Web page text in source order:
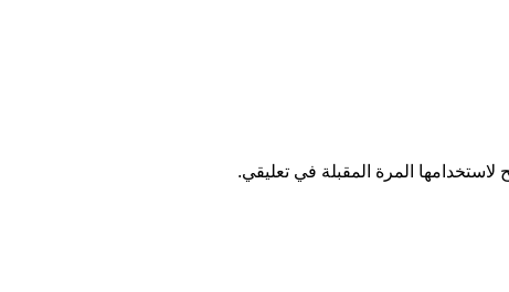
المرة المقبلة في تعليقي.